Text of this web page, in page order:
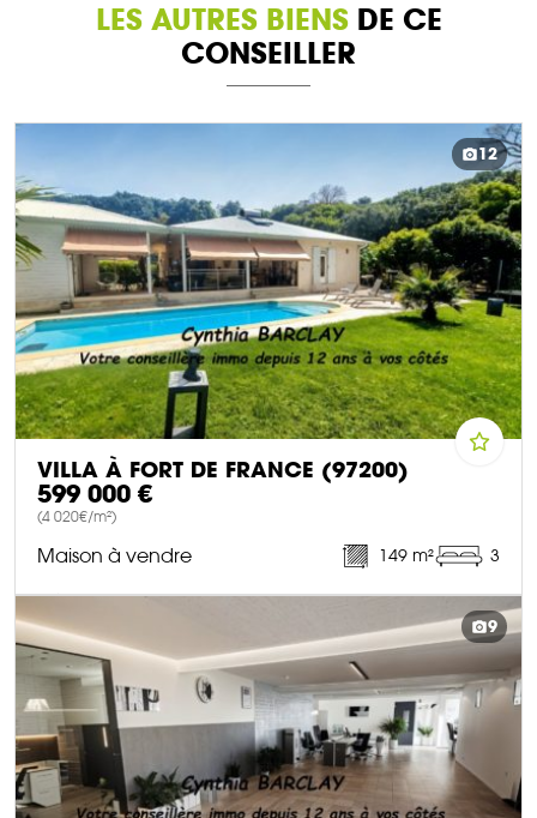
LES AUTRES BIENSDE CE
CONSEILLER
12
VILLA À FORT DE FRANCE (97200)
599 000 €
(4 020€/m²)
Maison à vendre 149 m² 3
9